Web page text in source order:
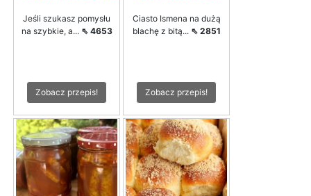
Jeśli szukasz pomysłu
na szybkie, a... ⇖ 4653
Zobacz przepis!
Ciasto Ismena na dużą
blachę z bitą... ⇖ 2851
Zobacz przepis!